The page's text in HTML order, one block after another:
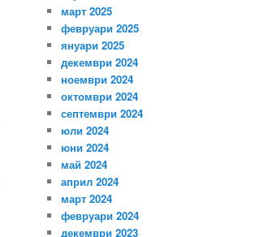
март 2025
февруари 2025
януари 2025
декември 2024
ноември 2024
октомври 2024
септември 2024
юли 2024
юни 2024
май 2024
април 2024
март 2024
февруари 2024
декември 2023